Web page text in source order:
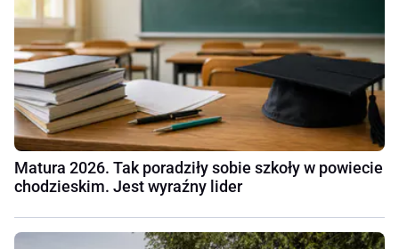
Matura 2026. Tak poradziły sobie szkoły w powiecie
chodzieskim. Jest wyraźny lider